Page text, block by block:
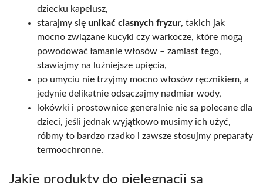
dziecku kapelusz,
starajmy się unikać ciasnych fryzur, takich jak
mocno związane kucyki czy warkocze, które mogą
powodować łamanie włosów – zamiast tego,
stawiajmy na luźniejsze upięcia,
po umyciu nie trzyjmy mocno włosów ręcznikiem, a
jedynie delikatnie odsączajmy nadmiar wody,
lokówki i prostownice generalnie nie są polecane dla
dzieci, jeśli jednak wyjątkowo musimy ich użyć,
róbmy to bardzo rzadko i zawsze stosujmy preparaty
termoochronne.
Jakie produkty do pielęgnacji są